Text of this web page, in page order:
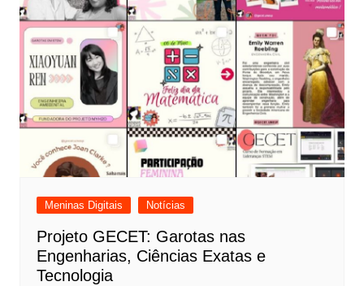
Meninas Digitais Notícias
Projeto GECET: Garotas nas
Engenharias, Ciências Exatas e
Tecnologia